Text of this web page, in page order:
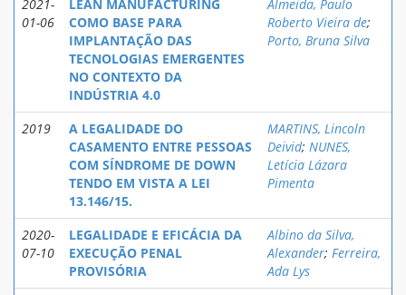
2021-
01-06
LEAN MANUFACTURING
COMO BASE PARA
IMPLANTAÇÃO DAS
TECNOLOGIAS EMERGENTES
NO CONTEXTO DA
INDÚSTRIA 4.0
Almeida, Paulo
Roberto Vieira de;
Porto, Bruna Silva
2019
A LEGALIDADE DO
CASAMENTO ENTRE PESSOAS
COM SÍNDROME DE DOWN
TENDO EM VISTA A LEI
13.146/15.
MARTINS, Lincoln
Deivid; NUNES,
Letícia Lázara
Pimenta
2020-
07-10
LEGALIDADE E EFICÁCIA DA
EXECUÇÃO PENAL
PROVISÓRIA
Albino da Silva,
Alexander; Ferreira,
Ada Lys